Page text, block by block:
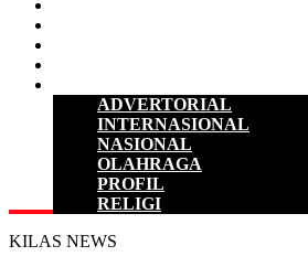
ADVERTORIAL
INTERNASIONAL
NASIONAL
OLAHRAGA
PROFIL
RELIGI
KILAS NEWS